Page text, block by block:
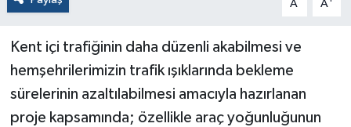
A A
Kent içi trafiğinin daha düzenli akabilmesi ve
hemşehrilerimizin trafik ışıklarında bekleme
sürelerinin azaltılabilmesi amacıyla hazırlanan
proje kapsamında; özellikle araç yoğunluğunun